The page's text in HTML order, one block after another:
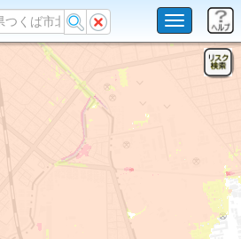
Toggle
navigation